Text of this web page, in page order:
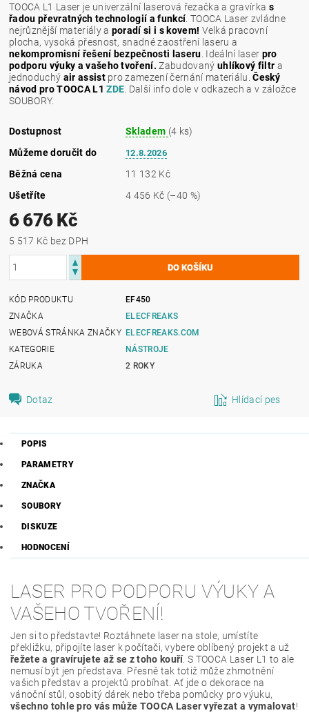
TOOCA L1 Laser je univerzální laserová řezačka a gravírka s
řadou převratných technologií a funkcí. TOOCA Laser zvládne
nejrůznější materiály a poradí si i s kovem! Velká pracovní
plocha, vysoká přesnost, snadné zaostření laseru a
nekompromisní řešení bezpečnosti laseru . Ideální laser pro
podporu výuky a vašeho tvoření.Zabudovaný uhlíkový filtr a
jednoduchý air assistpro zamezení černání materiálu.Český
návod pro TOOCA L1ZDE . Další info dole v odkazech a v záložce
SOUBORY.
Dostupnost Skladem (4 ks)
Můžeme doručit do
12.8.2026
Běžná cena
11 132 Kč
Ušetříte
4 456 Kč (–40 %)
6 676 Kč
5 517 Kč bez DPH
KÓD PRODUKTU
EF450
ZNAČKA
ELECFREAKS
WEBOVÁ STRÁNKA ZNAČKY ELECFREAKS.COM
KATEGORIE
NÁSTROJE
ZÁRUKA
2 ROKY
Dotaz Hlídací pes
POPIS
PARAMETRY
ZNAČKA
SOUBORY
DISKUZE
HODNOCENÍ
LASER PRO PODPORU VÝUKY A
VAŠEHO TVOŘENÍ!
Jen si to představte! Roztáhnete laser na stole, umístíte
překližku, připojíte laser k počítači, vybere oblíbený projekt a už
řežete a gravírujete až se z toho kouří. S TOOCA Laser L1 to ale
nemusí být jen představa. Přesně tak totiž může zhmotnění
vašich představ a projektů probíhat. Ať jde o dekorace na
vánoční stůl, osobitý dárek nebo třeba pomůcky pro výuku,
všechno tohle pro vás může TOOCA Laser vyřezat a vymalovat!